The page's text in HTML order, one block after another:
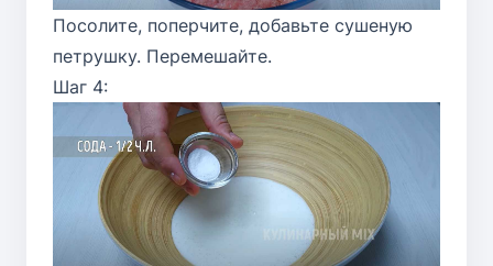
Посолите, поперчите, добавьте сушеную
петрушку. Перемешайте.
Шаг 4: